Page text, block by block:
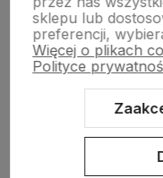
Wsparcie
sklepu lub
preferencji,
Więcej o plikach
Polityce